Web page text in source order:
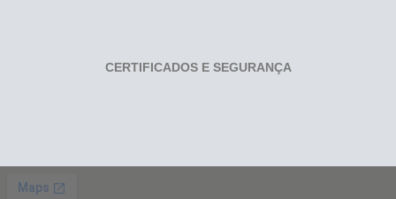
CERTIFICADOS E SEGURANÇA